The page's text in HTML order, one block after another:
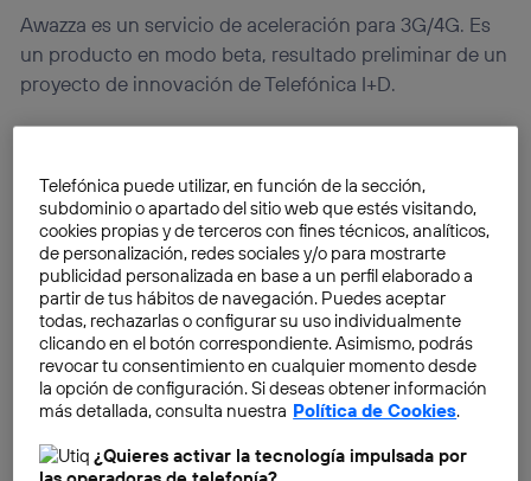
Awazza es un servicio de aceleración para 3G/4G. Es
un producto en modo beta, resultado preliminar de un
proyecto de innovación de Telefónica I+D.
producto de Telefónica I+D en modo beta resultado
preliminar de un proyecto de innovación. Pese a
tratarse, como se ha dicho, de un producto en fase
experimental, lo que ofrece es, mediante un cambio de
proxy,un aumento de potencia de la tecnología del
3G hasta en un 90%. Pero no sólo se queda ahí, pues
Awazza también prioriza el contenido sobre la
publicidad en el momento de cargar una página web.
La solución consiste en ofrecer un conjunto de
servidores proxies de última generación que canaliza
Telefónica puede utilizar, en función de la sección,
subdominio o apartado del sitio web que estés visitando,
cookies propias y de terceros con fines técnicos, analíticos,
de personalización, redes sociales y/o para mostrarte
publicidad personalizada en base a un perfil elaborado a
partir de tus hábitos de navegación. Puedes aceptar
todas, rechazarlas o configurar su uso individualmente
clicando en el botón correspondiente. Asimismo, podrás
revocar tu consentimiento en cualquier momento desde
la opción de configuración. Si deseas obtener información
más detallada, consulta nuestra Política de Cookies.
¿Quieres activar la tecnología impulsada por